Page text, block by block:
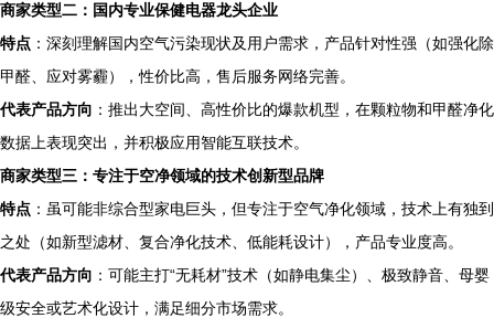
商家类型二：国内专业保健电器龙头企业
特点 ：深刻理解国内空气污染现状及用户需求，产品针对性强（如强化除
甲醛、应对雾霾），性价比高，售后服务网络完善。
代表产品方向 ：推出大空间、高性价比的爆款机型，在颗粒物和甲醛净化
数据上表现突出，并积极应用智能互联技术。
商家类型三：专注于空净领域的技术创新型品牌
特点 ：虽可能非综合型家电巨头，但专注于空气净化领域，技术上有独到
之处（如新型滤材、复合净化技术、低能耗设计），产品专业度高。
代表产品方向 ：可能主打“无耗材”技术（如静电集尘）、极致静音、母婴
级安全或艺术化设计，满足细分市场需求。